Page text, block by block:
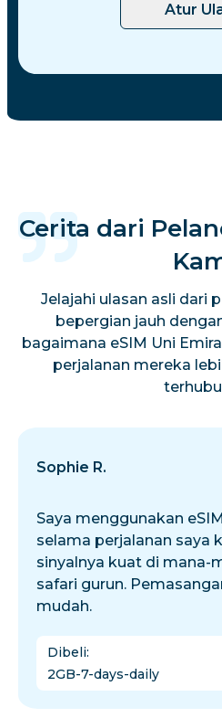
Atur
Cerita dari
Jelajahi ulasan asli dari
bepergian jauh
bagaimana eSIM Uni
perjalanan mereka
Sophie R.
Saya menggunakan
selama perjalanan saya
sinyalnya kuat di mana-
safari gurun.
mudah.
Dibeli:
2GB-7-days-daily